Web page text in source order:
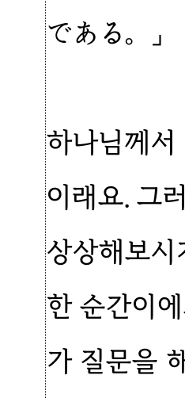
である。」
하나님께
이래요. 그
상상해보시
한 순간이
가 질문을